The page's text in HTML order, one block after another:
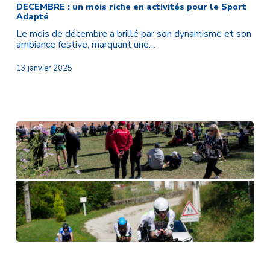
un
mois
riche
en
activités
pour
le
DECEMBRE : un mois riche en activités pour le Sport
Adapté
Le mois de décembre a brillé par son dynamisme et son
ambiance festive, marquant une…
13 janvier 2025